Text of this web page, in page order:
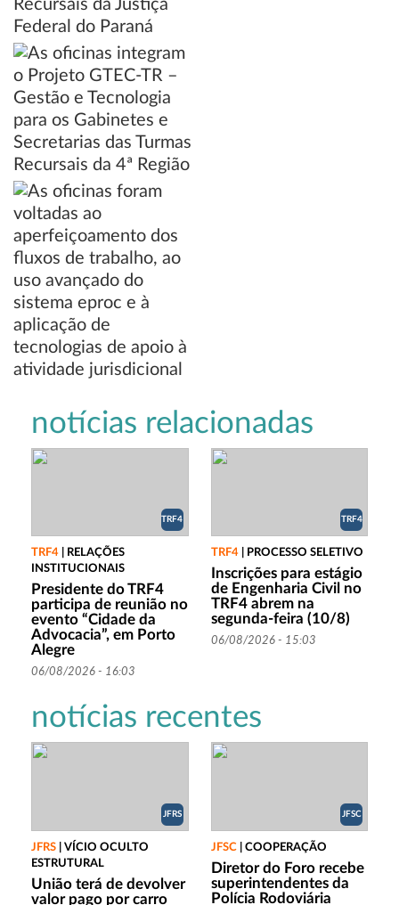
notícias relacionadas
TRF4
TRF4
RELAÇÕES
INSTITUCIONAIS
Presidente do TRF4
participa de reunião no
evento “Cidade da
Advocacia”, em Porto
Alegre
06/08/2026 - 16:03
TRF4
TRF4| PROCESSO SELETIVO
Inscrições para estágio
de Engenharia Civil no
TRF4 abrem na
segunda-feira (10/8)
06/08/2026 - 15:03
notícias recentes
JFRS
JFRS
VÍCIO OCULTO
ESTRUTURAL
União terá de devolver
valor pago por carro
JFSC
JFSC| COOPERAÇÃO
Diretor do Foro recebe
superintendentes da
Polícia Rodoviária